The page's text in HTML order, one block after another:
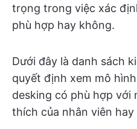
trọng trong việc xác
phù hợp hay không.
Dưới đây là danh sách
quyết định xem mô
desking có phù hợp với
thích của nhân viên hay